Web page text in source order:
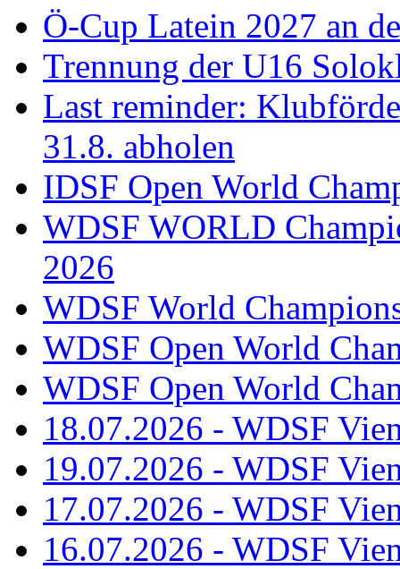
Ö-Cup Latein 2027 an
Trennung der U16
Last reminder:
31.8. abholen
IDSF Open World
WDSF WORLD
2026
WDSF World
WDSF Open World
WDSF Open World
18.07.2026 - WDSF
19.07.2026 - WDSF
17.07.2026 - WDSF
16.07.2026 - WDSF